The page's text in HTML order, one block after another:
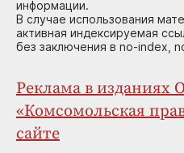
информации.
В случае использования
активная индексируемая
без заключения в no-index,
Реклама в изданиях
«Комсомольская
сайте